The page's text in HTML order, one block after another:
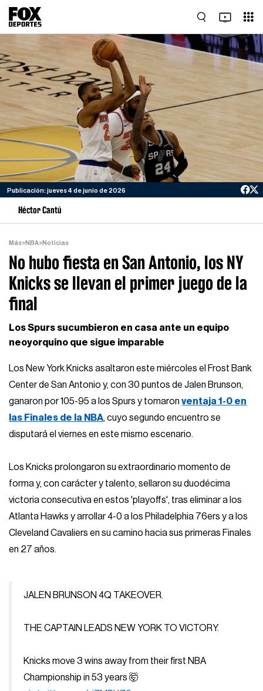
Publicación: jueves 4 de junio de 2026
Héctor Cantú
Más>NBA>Noticias
No hubo fiesta en San Antonio, los NY
Knicks se llevan el primer juego de la
final
Los Spurs sucumbieron en casa ante un equipo
neoyorquino que sigue imparable
Los New York Knicks asaltaron este miércoles el Frost Bank
Center de San Antonio y, con 30 puntos de Jalen Brunson,
ganaron por 105-95 a los Spurs y tomaronventaja 1-0 en
las Finales de la NBA, cuyo segundo encuentro se
disputará el viernes en este mismo escenario.
Los Knicks prolongaron su extraordinario momento de
forma y, con carácter y talento, sellaron su duodécima
victoria consecutiva en estos 'playoffs', tras eliminar a los
Atlanta Hawks y arrollar 4-0 a los Philadelphia 76ers y a los
Cleveland Cavaliers en su camino hacia sus primeras Finales
en 27 años.
JALEN BRUNSON 4Q TAKEOVER.
THE CAPTAIN LEADS NEW YORK TO VICTORY.
Knicks move 3 wins away from their first NBA
Championship in 53 years 🤯